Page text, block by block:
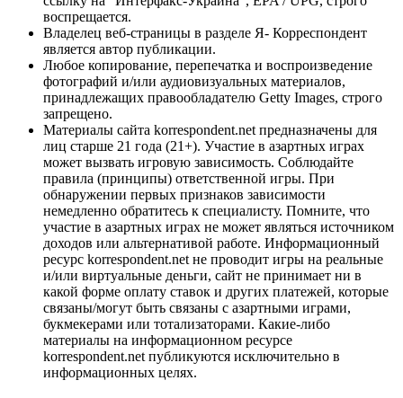
воспрещается.
Владелец веб-страницы в разделе Я- Корреспондент
является автор публикации.
Любое копирование, перепечатка и воспроизведение
фотографий и/или аудиовизуальных материалов,
принадлежащих правообладателю Getty Images, строго
запрещено.
Материалы сайта korrespondent.net предназначены для
лиц старше 21 года (21+). Участие в азартных играх
может вызвать игровую зависимость. Соблюдайте
правила (принципы) ответственной игры. При
обнаружении первых признаков зависимости
немедленно обратитесь к специалисту. Помните, что
участие в азартных играх не может являться источником
доходов или альтернативой работе. Информационный
ресурс korrespondent.net не проводит игры на реальные
и/или виртуальные деньги, сайт не принимает ни в
какой форме оплату ставок и других платежей, которые
связаны/могут быть связаны с азартными играми,
букмекерами или тотализаторами. Какие-либо
материалы на информационном ресурсе
korrespondent.net публикуются исключительно в
информационных целях.